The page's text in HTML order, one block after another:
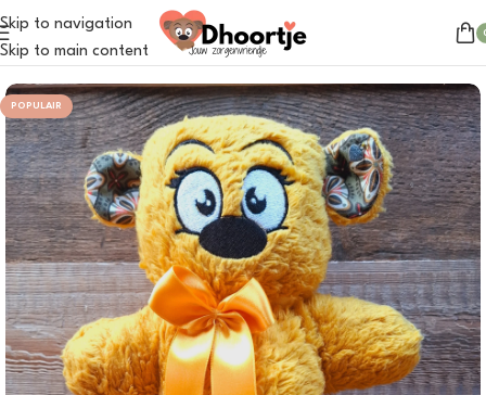
Skip to navigation
Skip to main content
Home/ Dhoortje
POPULAIR